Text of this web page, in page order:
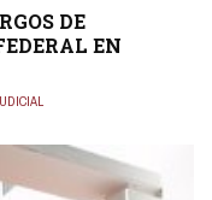
DE
EN